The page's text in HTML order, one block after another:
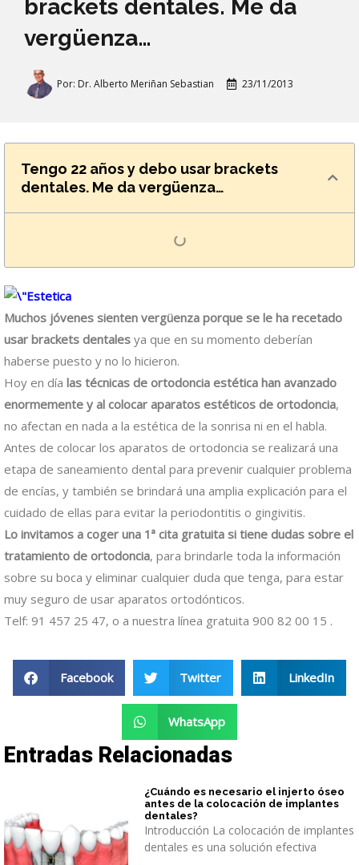
brackets dentales. Me da
vergüenza…
Por: Dr. Alberto Meriñan Sebastian 23/11/2013
Tengo 22 años y debo usar brackets
dentales. Me da vergüenza…
Muchos jóvenes sienten vergüenza porque se le ha recetado
usar brackets dentales ya que en su momento deberían
haberse puesto y no lo hicieron.
Hoy en día las técnicas de ortodoncia estética han avanzado
enormemente y al colocar aparatos estéticos de ortodoncia,
no afectan en nada a la estética de la sonrisa ni en el habla.
Antes de colocar los aparatos de ortodoncia se realizará una
etapa de saneamiento dental para prevenir cualquier problema
de encías, y también se brindará una amplia explicación para el
cuidado de ellas para evitar la periodontitis o gingivitis.
Lo invitamos a coger una 1ª cita gratuita si tiene dudas sobre el
tratamiento de ortodoncia, para brindarle toda la información
sobre su boca y eliminar cualquier duda que tenga, para estar
muy seguro de usar aparatos ortodónticos.
Telf: 91 457 25 47, o a nuestra línea gratuita 900 82 00 15 .
Facebook Twitter LinkedIn
WhatsApp
Entradas Relacionadas
¿Cuándo es necesario el injerto óseo
antes de la colocación de implantes
dentales?
Introducción La colocación de implantes
dentales es una solución efectiva